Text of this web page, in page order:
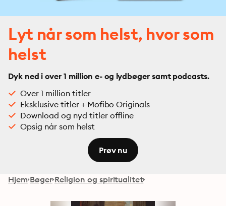
Lyt når som helst, hvor som
helst
Dyk ned i over 1 million e- og lydbøger samt podcasts.
Over 1 million titler
Eksklusive titler + Mofibo Originals
Download og nyd titler offline
Opsig når som helst
Prøv nu
Hjem Bøger Religion og spiritualitet